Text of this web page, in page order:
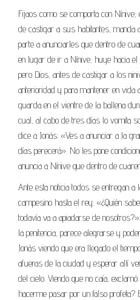
Fijaos como se comporta con
de castigar a sus habitantes, manda
parte a anunciarles que dentro de
en lugar de ir a Nínive, huye hacia
pero Dios, antes de castigar a los
anterioridad y para mantener en
guarda en el vientre de la ballena
cual, al cabo de tres días lo vomita
dice a Jonás: «Ves a anunciar a la
días perecerá». No les pone
anuncia a Nínive que dentro de
Ante esta noticia todos se entregan a
campesino hasta el rey. «¿Quién
todavía va a apiadarse de
la penitencia, parece alegrarse y
Jonás viendo que era llegado el
afueras de la ciudad y esperar allí
del cielo. Viendo que no caía,
hacerme pasar por un falso